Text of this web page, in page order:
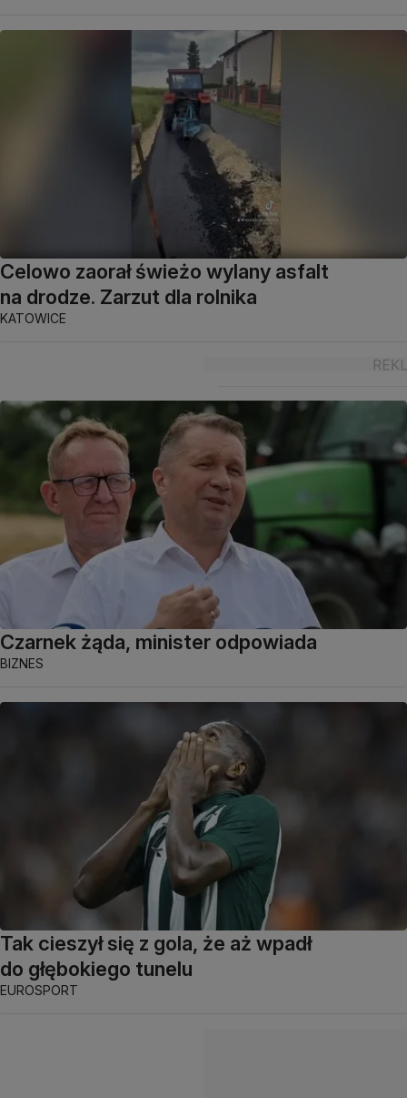
Celowo zaorał świeżo wylany asfalt
na drodze. Zarzut dla rolnika
KATOWICE
Czarnek żąda, minister odpowiada
BIZNES
Tak cieszył się z gola, że aż wpadł
do głębokiego tunelu
EUROSPORT